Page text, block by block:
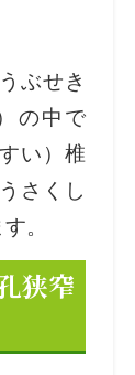
ぶせき
の中で
い）椎
さくし
。
狭窄